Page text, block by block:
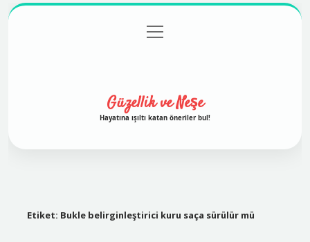
Gizlilik Politikası
menüyü
aç
Güzellik ve Neşe
Hayatına ışıltı katan öneriler bul!
Etiket: Bukle belirginleştirici kuru saça sürülür mü